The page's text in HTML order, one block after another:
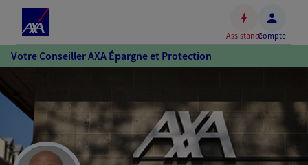
Accéder
au
Accéder
au
pied
de
AssistanceCompte
Votre Conseiller AXA Épargne et Protection